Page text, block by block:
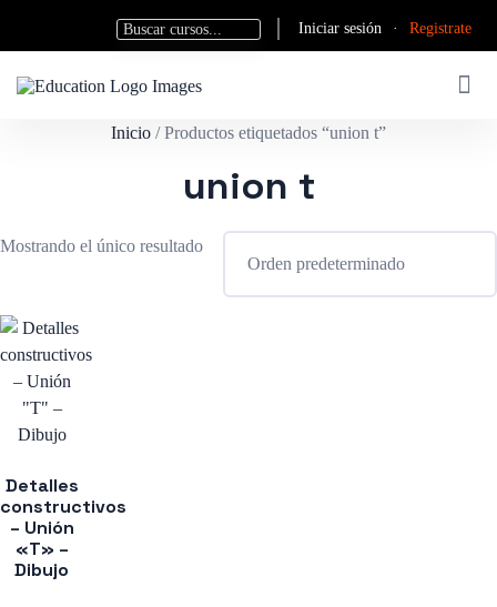
Iniciar sesión · Registrate
Inicio / Productos etiquetados “union t”
union t
Mostrando el único resultado
Detalles
constructivos
– Unión
«T» –
Dibujo